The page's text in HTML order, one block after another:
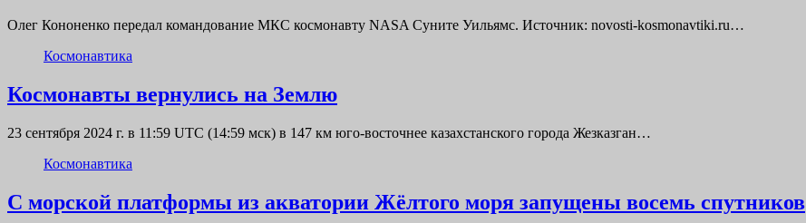
Олег Кононенко передал командование МКС космонавту NASA Суните Уильямс. Источник: novosti-kosmonavtiki.ru…
Космонавтика
Космонавты вернулись на Землю
23 сентября 2024 г. в 11:59 UTC (14:59 мск) в 147 км юго-восточнее казахстанского города Жезказган…
Космонавтика
С морской платформы из акватории Жёлтого моря запущены восемь спутников